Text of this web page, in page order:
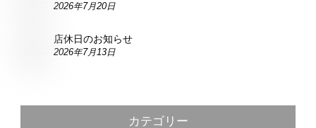
2026年7月20日
店休日のお知らせ
2026年7月13日
カテゴリー